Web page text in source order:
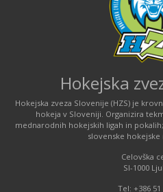
Hokejska
Hokejska zveza Slovenije (HZS) je
hokeja v Sloveniji. Organizira
mednarodnih hokejskih ligah in
slovenske hokejske
Celovška
SI-1000
Tel: +386 51